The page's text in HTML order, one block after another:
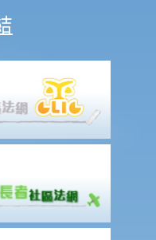
關方面，就工傷和人身傷害
致我受傷。我應否控告那位
成立。我可否透過民事途
賠償，那怎麼辦？
意外而受傷。我是否有任何
致，部分則由他人的錯誤引
及百分比將如何決定？
展開人身傷亡訴訟？在控告